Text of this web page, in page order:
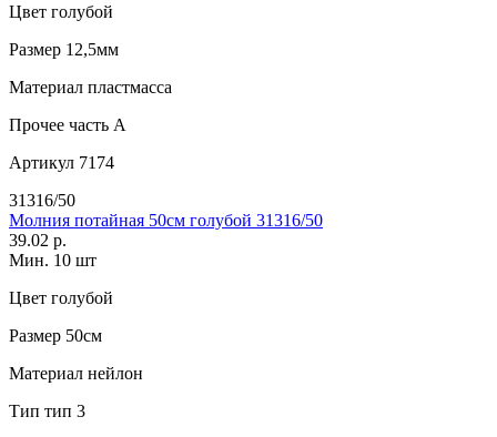
Цвет голубой
Размер 12,5мм
Материал пластмасса
Прочее часть A
Артикул 7174
31316/50
Молния потайная 50см голубой 31316/50
39.02 р.
Мин. 10 шт
Цвет голубой
Размер 50см
Материал нейлон
Тип тип 3